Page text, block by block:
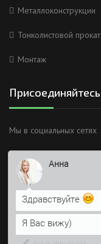
Металлоконструкции
Тонколистовой прокат
Монтаж
Присоединяйтесь
Мы в социальных сетях
Время работы
Работаем без обеда и
Анна
Здравствуйте
Я Вас вижу)
Напишите сюда
Возможно, его
быстрее